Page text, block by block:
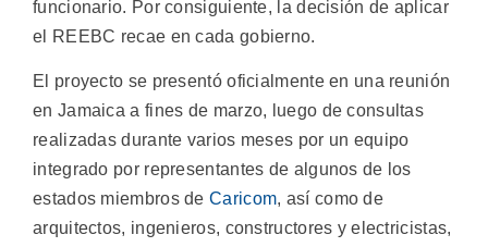
funcionario. Por consiguiente, la decisión de aplicar
el REEBC recae en cada gobierno.
El proyecto se presentó oficialmente en una reunión
en Jamaica a fines de marzo, luego de consultas
realizadas durante varios meses por un equipo
integrado por representantes de algunos de los
estados miembros deCaricom, así como de
arquitectos, ingenieros, constructores y electricistas,